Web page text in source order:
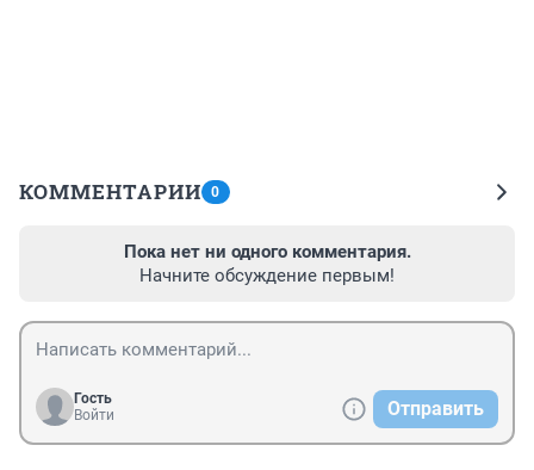
КОММЕНТАРИИ 0
Пока нет ни одного комментария.
Начните обсуждение первым!
Гость
Войти
Отправить